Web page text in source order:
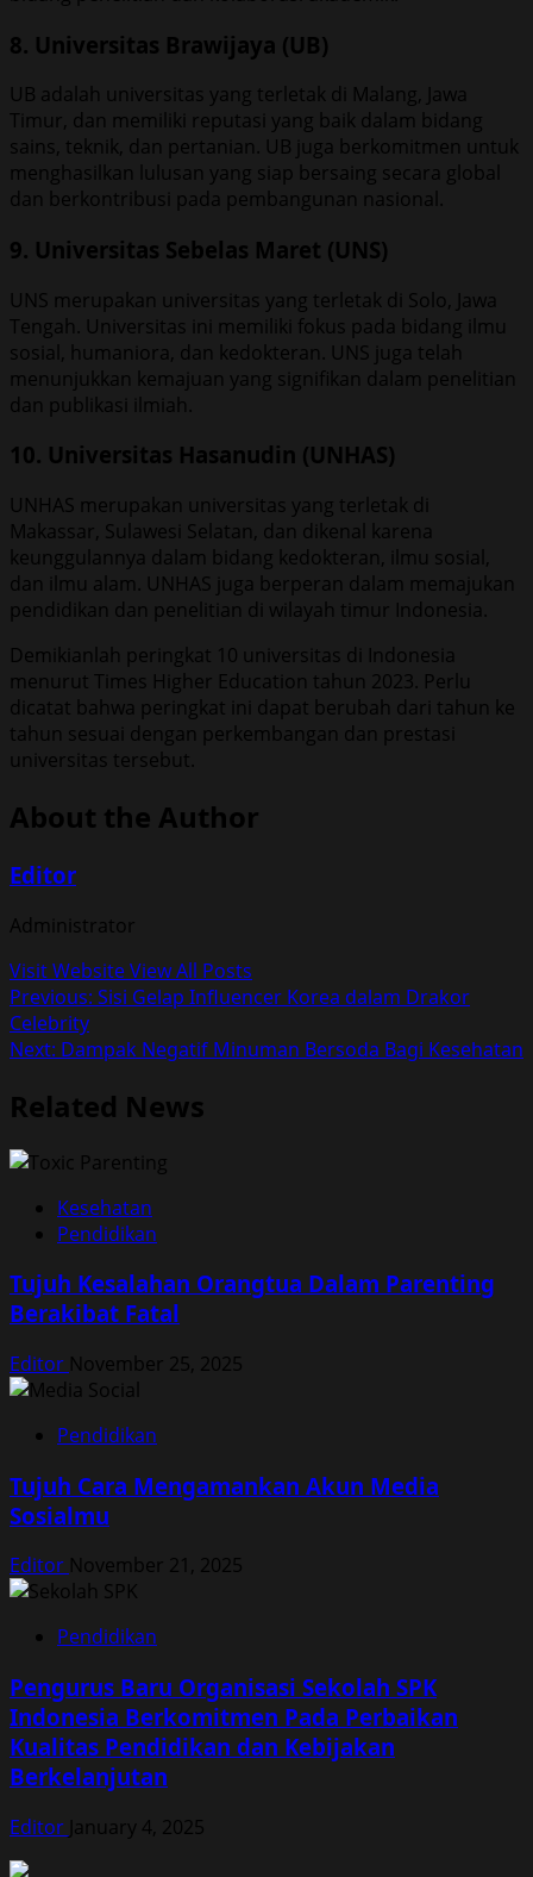
8. Universitas Brawijaya (UB)
UB adalah universitas yang terletak di Malang, Jawa
Timur, dan memiliki reputasi yang baik dalam bidang
sains, teknik, dan pertanian. UB juga berkomitmen untuk
menghasilkan lulusan yang siap bersaing secara global
dan berkontribusi pada pembangunan nasional.
9. Universitas Sebelas Maret (UNS)
UNS merupakan universitas yang terletak di Solo, Jawa
Tengah. Universitas ini memiliki fokus pada bidang ilmu
sosial, humaniora, dan kedokteran. UNS juga telah
menunjukkan kemajuan yang signifikan dalam penelitian
dan publikasi ilmiah.
10. Universitas Hasanudin (UNHAS)
UNHAS merupakan universitas yang terletak di
Makassar, Sulawesi Selatan, dan dikenal karena
keunggulannya dalam bidang kedokteran, ilmu sosial,
dan ilmu alam. UNHAS juga berperan dalam memajukan
pendidikan dan penelitian di wilayah timur Indonesia.
Demikianlah peringkat 10 universitas di Indonesia
menurut Times Higher Education tahun 2023. Perlu
dicatat bahwa peringkat ini dapat berubah dari tahun ke
tahun sesuai dengan perkembangan dan prestasi
universitas tersebut.
About the Author
Editor
Administrator
Visit WebsiteView All Posts
Post
navigation
Previous: Sisi Gelap Influencer Korea dalam Drakor
Celebrity
Next: Dampak Negatif Minuman Bersoda Bagi Kesehatan
Related News
Kesehatan
Pendidikan
Tujuh Kesalahan Orangtua Dalam Parenting
Berakibat Fatal
Editor November 25, 2025
Pendidikan
Tujuh Cara Mengamankan Akun Media
Sosialmu
Editor November 21, 2025
Pendidikan
Pengurus Baru Organisasi Sekolah SPK
Indonesia Berkomitmen Pada Perbaikan
Kualitas Pendidikan dan Kebijakan
Berkelanjutan
Editor January 4, 2025